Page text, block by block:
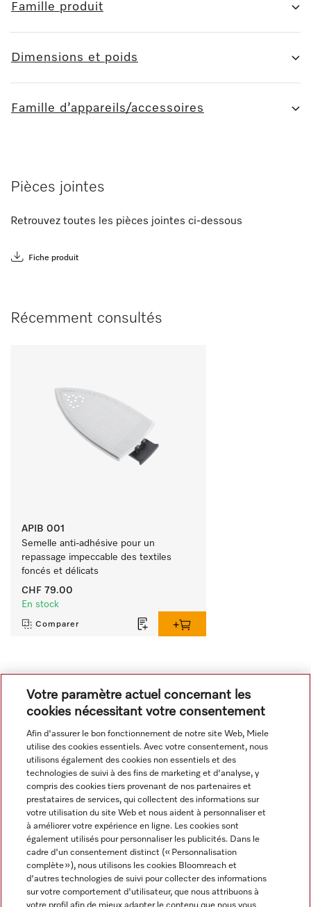
Famille produit
Dimensions et poids
Famille d’appareils/accessoires
Pièces jointes
Retrouvez toutes les pièces jointes ci-dessous
Fiche produit
Récemment consultés
APIB 001
Semelle anti-adhésive pour un
repassage impeccable des textiles
foncés et délicats
CHF 79.00
En stock
Comparer
Navigation
Service
Votre paramètre actuel concernant les
cookies nécessitant votre consentement
Afin d'assurer le bon fonctionnement de notre site Web, Miele
utilise des cookies essentiels. Avec votre consentement, nous
utilisons également des cookies non essentiels et des
technologies de suivi à des fins de marketing et d'analyse, y
compris des cookies tiers provenant de nos partenaires et
prestataires de services, qui collectent des informations sur
votre utilisation du site Web et nous aident à personnaliser et
à améliorer votre expérience en ligne. Les cookies sont
également utilisés pour personnaliser les publicités. Dans le
cadre d'un consentement distinct (« Personnalisation
complète »), nous utilisons les cookies Bloomreach et
d'autres technologies de suivi pour collecter des informations
sur votre comportement d'utilisateur, que nous attribuons à